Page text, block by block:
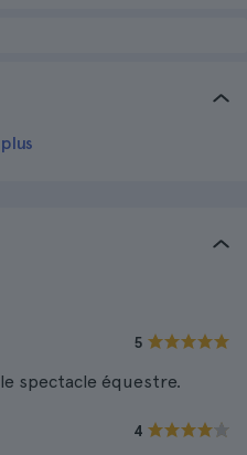
5
spectacle équestre.
4